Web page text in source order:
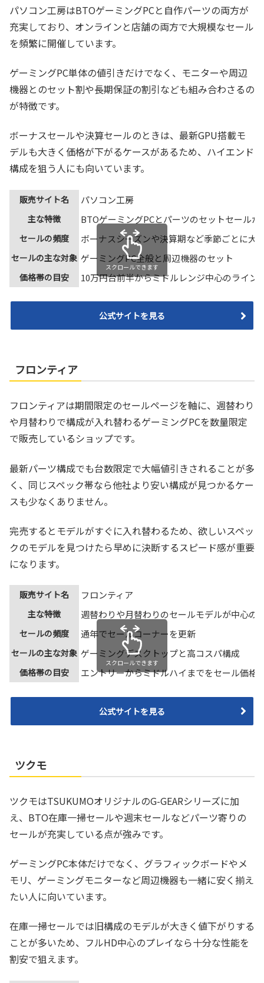
パソコン工房はBTOゲーミングPCと自作パーツの両方が
充実しており、オンラインと店舗の両方で大規模なセール
を頻繁に開催しています。
ゲーミングPC単体の値引きだけでなく、モニターや周辺
機器とのセット割や長期保証の割引なども組み合わさるの
が特徴です。
ボーナスセールや決算セールのときは、最新GPU搭載モ
デルも大きく価格が下がるケースがあるため、ハイエンド
構成を狙う人にも向いています。
販売サイト名 パソコン工房
主な特徴 BTOゲーミングPCとパーツのセットセールが
セールの頻度 ボーナスシーズンや決算期など季節ごとに大
セールの主な対象 ゲーミングPC全般と周辺機器のセット
価格帯の目安 10万円台前半からミドルレンジ中心のライン
スクロールできます
公式サイトを見る
フロンティア
フロンティアは期間限定のセールページを軸に、週替わり
や月替わりで構成が入れ替わるゲーミングPCを数量限定
で販売しているショップです。
最新パーツ構成でも台数限定で大幅値引きされることが多
く、同じスペック帯なら他社より安い構成が見つかるケー
スも少なくありません。
完売するとモデルがすぐに入れ替わるため、欲しいスペッ
クのモデルを見つけたら早めに決断するスピード感が重要
になります。
販売サイト名 フロンティア
主な特徴 週替わりや月替わりのセールモデルが中心の
セールの頻度 通年でセールコーナーを更新
セールの主な対象 ゲーミングデスクトップと高コスパ構成
価格帯の目安 エントリーからミドルハイまでをセール価格
スクロールできます
公式サイトを見る
ツクモ
ツクモはTSUKUMOオリジナルのG-GEARシリーズに加
え、BTO在庫一掃セールや週末セールなどパーツ寄りの
セールが充実している点が強みです。
ゲーミングPC本体だけでなく、グラフィックボードやメ
モリ、ゲーミングモニターなど周辺機器も一緒に安く揃え
たい人に向いています。
在庫一掃セールでは旧構成のモデルが大きく値下がりする
ことが多いため、フルHD中心のプレイなら十分な性能を
割安で狙えます。